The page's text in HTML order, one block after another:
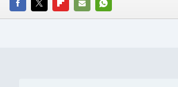
FACEBOOK
TWITTERFLIPBOARD
E-
WHATSAPP